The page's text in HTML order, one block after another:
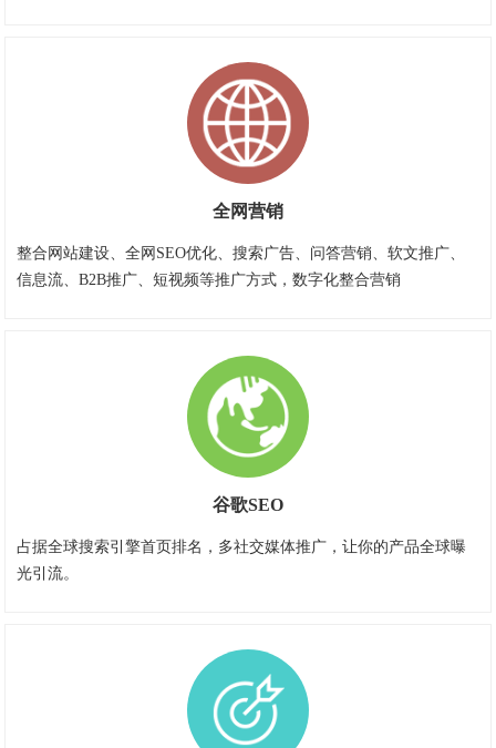
全网营销
整合网站建设、全网SEO优化、搜索广告、问答营销、软文推广、
信息流、B2B推广、短视频等推广方式，数字化整合营销
谷歌SEO
占据全球搜索引擎首页排名，多社交媒体推广，让你的产品全球曝
光引流。